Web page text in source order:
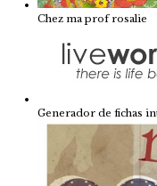
Chez ma prof rosalie
Generador de fichas